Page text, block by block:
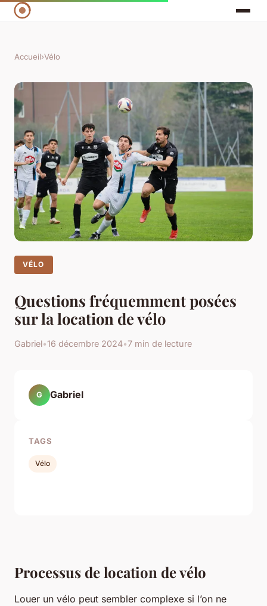
Accueil›Vélo
VÉLO
Questions fréquemment posées
sur la location de vélo
Gabriel•16 décembre 2024•7 min de lecture
Processus de location de vélo
Louer un vélo peut sembler complexe si l’on ne
G Gabriel
TAGS
Vélo